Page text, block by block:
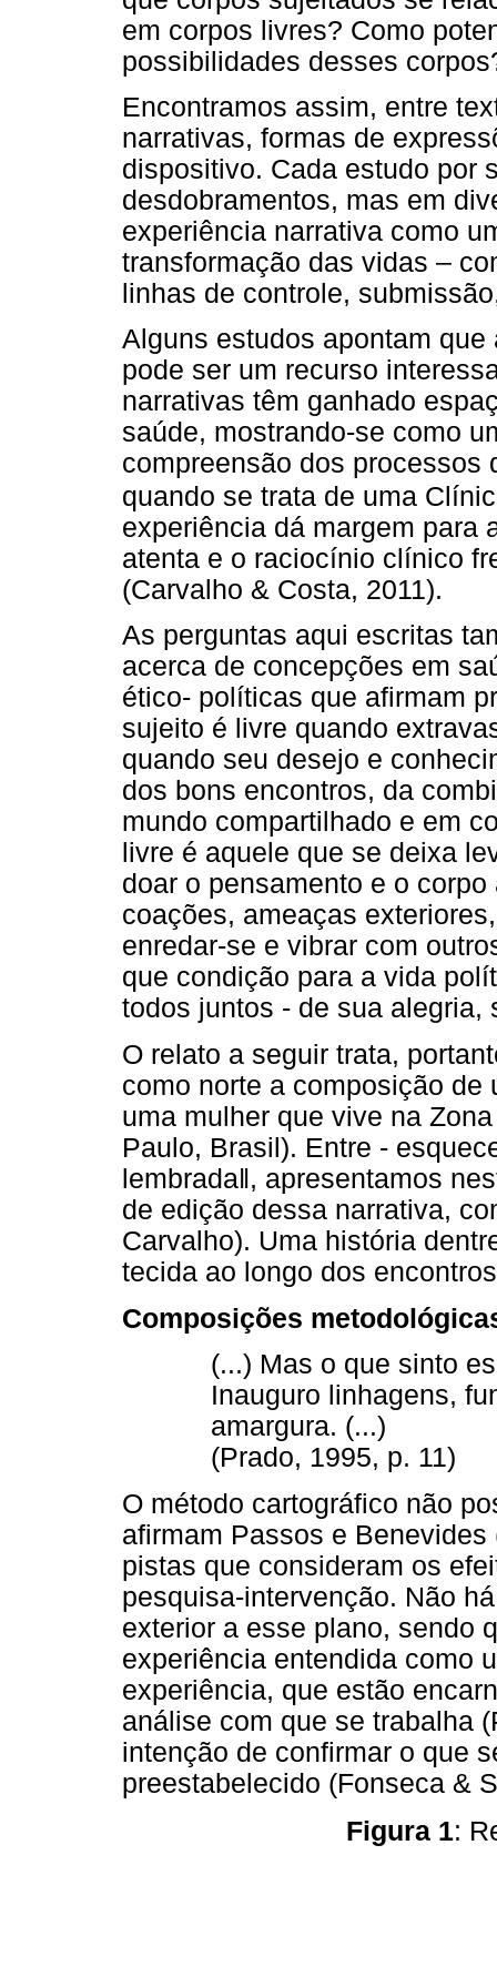
em corpos livres? Como
possibilidades desses
Encontramos assim, entre
narrativas, formas de
dispositivo. Cada estudo por
desdobramentos, mas em
experiência narrativa como
transformação das vidas –
linhas de controle,
Alguns estudos apontam
pode ser um recurso
narrativas têm ganhado
saúde, mostrando-se como
compreensão dos processos
quando se trata de uma
experiência dá margem para
atenta e o raciocínio clínico
(Carvalho & Costa, 2011).
As perguntas aqui escritas
acerca de concepções em
ético- políticas que afirmam
sujeito é livre quando
quando seu desejo e
dos bons encontros, da
mundo compartilhado e em
livre é aquele que se deixa
doar o pensamento e o
coações, ameaças
enredar-se e vibrar com
que condição para a vida
todos juntos - de sua alegria,
O relato a seguir trata,
como norte a composição de
uma mulher que vive na
Paulo, Brasil). Entre -
lembrada‖, apresentamos
de edição dessa narrativa,
Carvalho). Uma história
tecida ao longo dos
Composições
(...) Mas o que sinto
Inauguro linhagens,
amargura. (...)
(Prado, 1995, p. 11)
O método cartográfico não
afirmam Passos e
pistas que consideram os
pesquisa-intervenção. Não
exterior a esse plano, sendo
experiência entendida como
experiência, que estão
análise com que se trabalha
intenção de confirmar o que
preestabelecido (Fonseca &
Figura 1: